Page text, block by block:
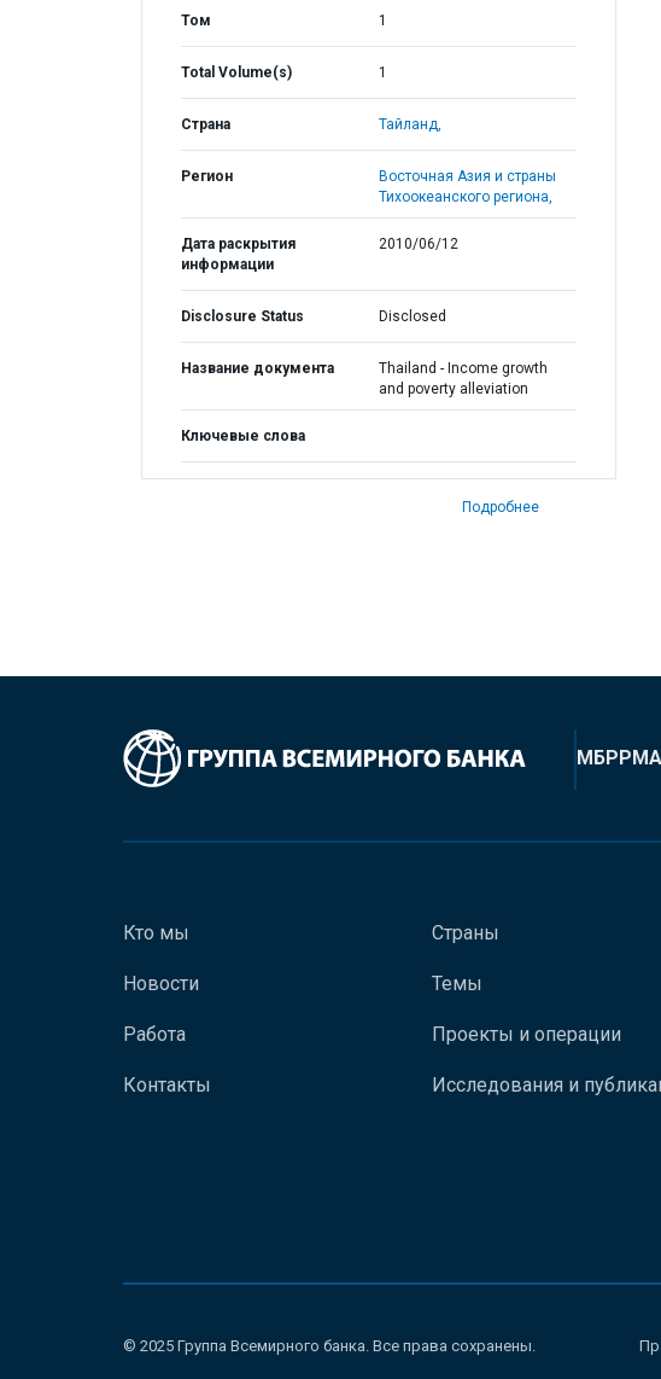
Том 1
Total Volume(s) 1
Страна Тайланд,
Регион
Восточная Азия и страны
Тихоокеанского региона,
Дата раскрытия
информации
2010/06/12
Disclosure Status Disclosed
Название документа
Thailand - Income growth
and poverty alleviation
Ключевые слова
Подробнее
МБРР
Кто мы
Новости
Работа
Контакты
Страны
Темы
Проекты и операции
Исследования и
© 2025 Группа Всемирного банка. Все права сохранены.